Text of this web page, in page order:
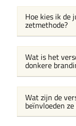
Hoe kies ik de
zetmethode?
Wat is het
donkere
Wat zijn de
beïnvloeden